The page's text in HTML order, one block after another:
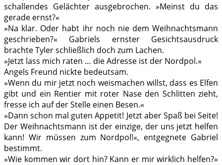
schallendes Gelächter ausgebrochen. »Meinst du das
gerade ernst?«
»Na klar. Oder habt ihr noch nie dem Weihnachtsmann
geschrieben?« Gabriels ernster Gesichtsausdruck
brachte Tyler schließlich doch zum Lachen.
»Jetzt lass mich raten … die Adresse ist der Nordpol.«
Angels Freund nickte bedeutsam.
»Wenn du mir jetzt noch weismachen willst, dass es Elfen
gibt und ein Rentier mit roter Nase den Schlitten zieht,
fresse ich auf der Stelle einen Besen.«
»Dann schon mal guten Appetit! Jetzt aber Spaß bei Seite!
Der Weihnachtsmann ist der einzige, der uns jetzt helfen
kann! Wir müssen zum Nordpol!«, entgegnete Gabriel
bestimmt.
»Wie kommen wir dort hin? Kann er mir wirklich helfen?«